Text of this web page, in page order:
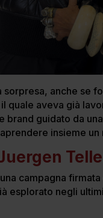
sorpresa, anche se
quale aveva già
brand guidato da
insieme
campagna
esplorato negli